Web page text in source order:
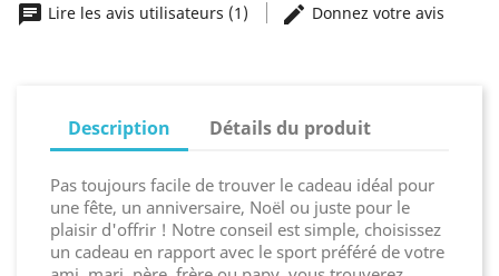
Lire les avis utilisateurs (1) Donnez votre avis
Description Détails du produit
Pas toujours facile de trouver le cadeau idéal pour
une fête, un anniversaire, Noël ou juste pour le
plaisir d'offrir ! Notre conseil est simple, choisissez
un cadeau en rapport avec le sport préféré de votre